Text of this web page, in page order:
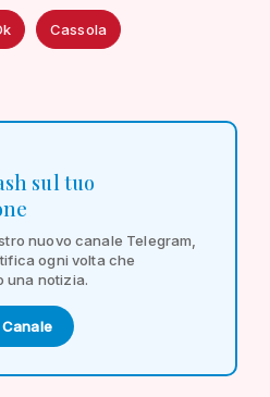
Cassola
sul tuo
nuovo canale Telegram,
ogni volta che
una notizia.